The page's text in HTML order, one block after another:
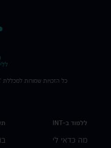
ללמוד ב-INT
מה כדאי לי
כל הזכויות שמורות למכללת